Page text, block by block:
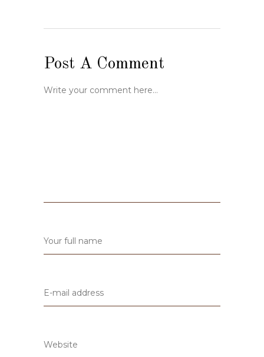
Post A Comment